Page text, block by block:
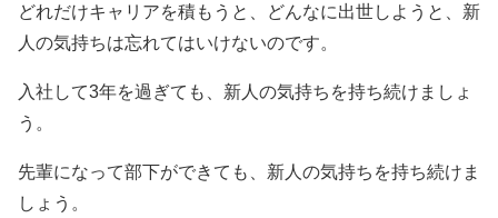
どれだけキャリアを積もうと、どんなに出世しようと、新
人の気持ちは忘れてはいけないのです。
入社して3年を過ぎても、新人の気持ちを持ち続けましょ
う。
先輩になって部下ができても、新人の気持ちを持ち続けま
しょう。